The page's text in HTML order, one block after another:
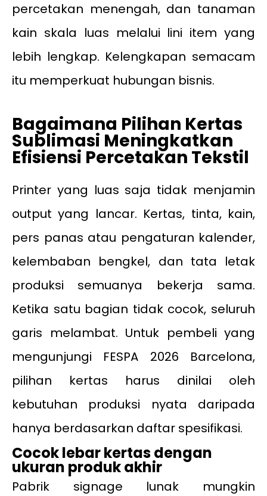
percetakan menengah, dan tanaman
kain skala luas melalui lini item yang
lebih lengkap. Kelengkapan semacam
itu memperkuat hubungan bisnis.
Bagaimana Pilihan Kertas
Sublimasi Meningkatkan
Efisiensi Percetakan Tekstil
Printer yang luas saja tidak menjamin
output yang lancar. Kertas, tinta, kain,
pers panas atau pengaturan kalender,
kelembaban bengkel, dan tata letak
produksi semuanya bekerja sama.
Ketika satu bagian tidak cocok, seluruh
garis melambat. Untuk pembeli yang
mengunjungi FESPA 2026 Barcelona,
pilihan kertas harus dinilai oleh
kebutuhan produksi nyata daripada
hanya berdasarkan daftar spesifikasi.
Cocok lebar kertas dengan
ukuran produk akhir
Pabrik signage lunak mungkin